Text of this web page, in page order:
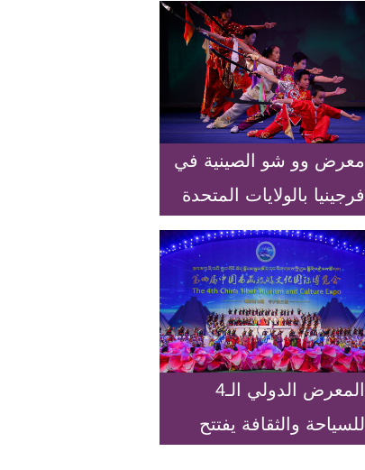
معرض وو شو الصينية في
فرجينيا بالولايات المتحدة
المعرض الدولي الـ4
للسياحة والثقافة يفتتح